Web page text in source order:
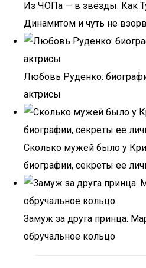
Из ЧОПа — в звёзды. Как
Динамитом и чуть не
Любовь Руденко:
актрисы
Сколько мужей было у
биографии, секреты ее
Замуж за друга принца.
обручальное кольцо